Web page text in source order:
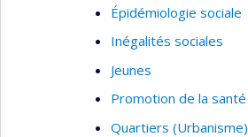
Épidémiologie sociale
Inégalités sociales
Jeunes
Promotion de la santé
Quartiers (Urbanisme)